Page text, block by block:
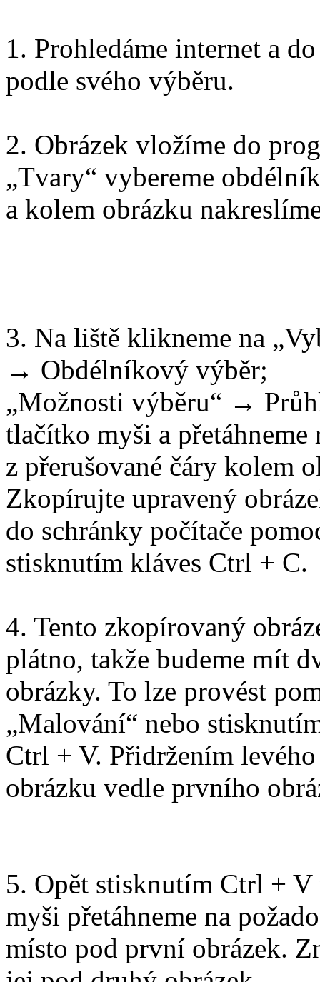
1. Prohledáme internet a
podle svého výběru.
2. Obrázek vložíme do
„Tvary“ vybereme obdélník
a kolem obrázku
3. Na liště klikneme na
→ Obdélníkový výběr;
„Možnosti výběru“ →
tlačítko myši a přetáhneme
z přerušované čáry kolem
Zkopírujte upravený
do schránky počítače
stisknutím kláves Ctrl + C.
4. Tento zkopírovaný
plátno, takže budeme mít
obrázky. To lze provést
„Malování“ nebo
Ctrl + V. Přidržením
obrázku vedle prvního
5. Opět stisknutím Ctrl +
myši přetáhneme na
místo pod první obrázek.